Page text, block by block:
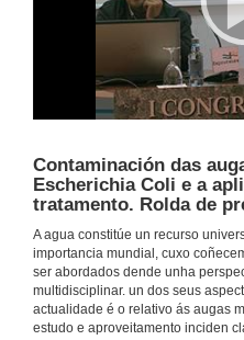
Contaminación das
Escherichia Coli e a
tratamento. Rolda de
A agua constitúe un recurso
importancia mundial, cuxo
ser abordados dende unha
multidisciplinar. un dos seus
actualidade é o relativo ás augas
estudo e aproveitamento inciden
24 de
24 de
24 de